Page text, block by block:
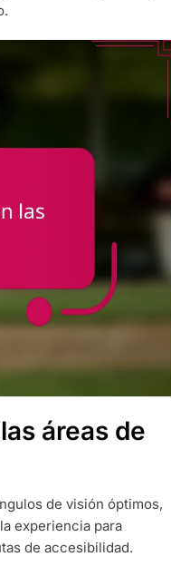
áreas de
de visión óptimos,
experiencia para
de accesibilidad.